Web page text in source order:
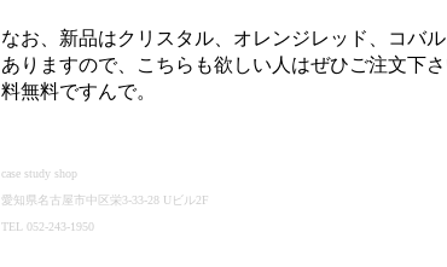
なお、新品はクリスタル、オレンジレッド、コバ
ありますので、こちらも欲しい人はぜひご注文下
料無料ですんで。
case study shop
愛知県名古屋市中区栄3-33-28 Uビル2F
TEL 052-243-1950